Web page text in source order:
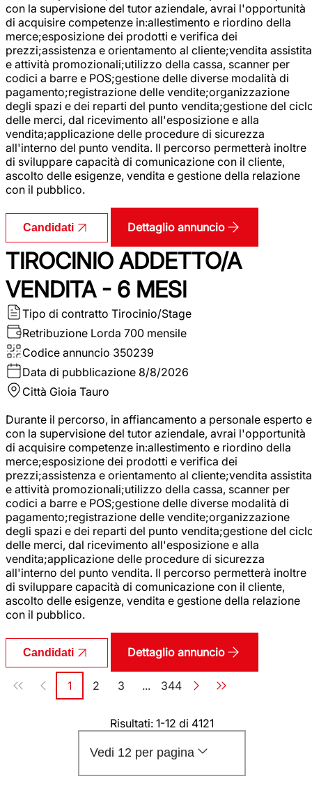
con la supervisione del tutor aziendale, avrai l'opportunità
di acquisire competenze in:allestimento e riordino della
merce;esposizione dei prodotti e verifica dei
prezzi;assistenza e orientamento al cliente;vendita assistita
e attività promozionali;utilizzo della cassa, scanner per
codici a barre e POS;gestione delle diverse modalità di
pagamento;registrazione delle vendite;organizzazione
degli spazi e dei reparti del punto vendita;gestione del
delle merci, dal ricevimento all'esposizione e alla
vendita;applicazione delle procedure di sicurezza
all'interno del punto vendita. Il percorso permetterà inoltre
di sviluppare capacità di comunicazione con il cliente,
ascolto delle esigenze, vendita e gestione della relazione
con il pubblico.
Candidati Dettaglio annuncio
TIROCINIO ADDETTO/A
VENDITA - 6 MESI
Tipo di contratto Tirocinio/Stage
Retribuzione Lorda 700 mensile
Codice annuncio 350239
Data di pubblicazione 8/8/2026
Città Gioia Tauro
Durante il percorso, in affiancamento a personale esperto e
con la supervisione del tutor aziendale, avrai l'opportunità
di acquisire competenze in:allestimento e riordino della
merce;esposizione dei prodotti e verifica dei
prezzi;assistenza e orientamento al cliente;vendita assistita
e attività promozionali;utilizzo della cassa, scanner per
codici a barre e POS;gestione delle diverse modalità di
pagamento;registrazione delle vendite;organizzazione
degli spazi e dei reparti del punto vendita;gestione del
delle merci, dal ricevimento all'esposizione e alla
vendita;applicazione delle procedure di sicurezza
all'interno del punto vendita. Il percorso permetterà inoltre
di sviluppare capacità di comunicazione con il cliente,
ascolto delle esigenze, vendita e gestione della relazione
con il pubblico.
Candidati Dettaglio annuncio
Paginazione
Pagina
1 Pagina
2 Pagina
3 ... Pagina
344
Risultati: 1-12 di 4121
Vedi 12 per pagina